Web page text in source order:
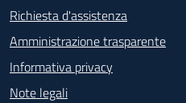
Richiesta d'assistenza
Amministrazione trasparente
Informativa privacy
Note legali